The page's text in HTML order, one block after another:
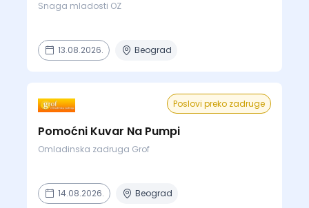
Snaga mladosti OZ
13.08.2026. Beograd
Poslovi preko zadruge
Pomoćni Kuvar Na Pumpi
Omladinska zadruga Grof
14.08.2026. Beograd